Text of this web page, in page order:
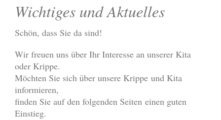
Wichtiges und Aktuelles
Schön, dass Sie da sind!
Wir freuen uns über Ihr Interesse an unserer Kita
oder Krippe.
Möchten Sie sich über unsere Krippe und Kita
informieren,
finden Sie auf den folgenden Seiten einen guten
Einstieg.